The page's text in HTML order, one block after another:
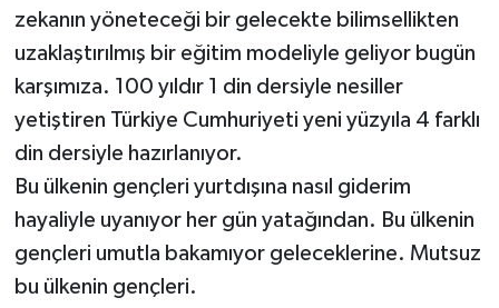
zekanın yöneteceği bir gelecekte bilimsellikten
uzaklaştırılmış bir eğitim modeliyle geliyor bugün
karşımıza. 100 yıldır 1 din dersiyle nesiller
yetiştiren Türkiye Cumhuriyeti yeni yüzyıla 4 farklı
din dersiyle hazırlanıyor.
Bu ülkenin gençleri yurtdışına nasıl giderim
hayaliyle uyanıyor her gün yatağından. Bu ülkenin
gençleri umutla bakamıyor geleceklerine. Mutsuz
bu ülkenin gençleri.